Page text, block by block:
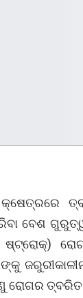
ବେଶ
ରୋଗର ତ୍ବରିତ